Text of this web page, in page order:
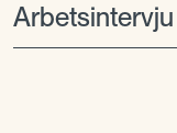
Arbetsintervju